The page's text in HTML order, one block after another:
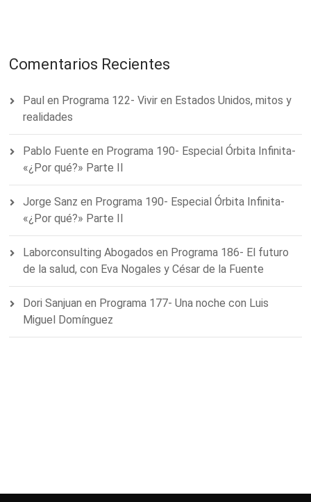
Comentarios Recientes
Paul en Programa 122- Vivir en Estados Unidos, mitos y
realidades
Pablo Fuente en Programa 190- Especial Órbita Infinita-
«¿Por qué?» Parte II
Jorge Sanz en Programa 190- Especial Órbita Infinita-
«¿Por qué?» Parte II
Laborconsulting Abogados en Programa 186- El futuro
de la salud, con Eva Nogales y César de la Fuente
Dori Sanjuan en Programa 177- Una noche con Luis
Miguel Domínguez